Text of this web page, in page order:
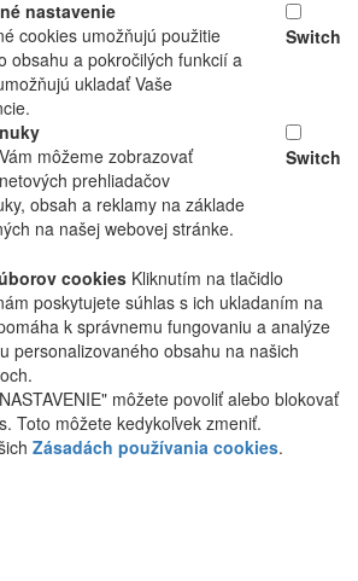
nastavenie
cookies umožňujú použitie
obsahu a pokročilých funkcií a
ukladať Vaše
Switch
môžeme zobrazovať
prehliadačov
obsah a reklamy na základe
na našej webovej stránke.
Switch
cookies Kliknutím na tlačidlo
poskytujete súhlas s ich ukladaním na
k správnemu fungovaniu a analýze
personalizovaného obsahu na našich
môžete povoliť alebo blokovať
Toto môžete kedykoľvek zmeniť.
Zásadách používania cookies.